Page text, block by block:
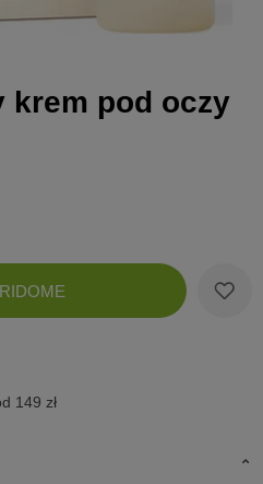
krem pod oczy
Zobacz
koszyk
149 zł